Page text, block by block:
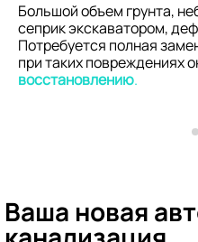
Большой объем грунта,
сеприк экскаватором,
Потребуется полная
при таких повреждениях
восстановлению.
Ваша новая